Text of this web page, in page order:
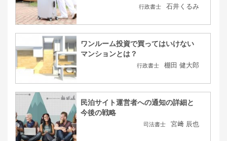
行政書士 石井くるみ
ワンルーム投資で買ってはいけない
マンションとは？
行政書士 棚田 健大郎
民泊サイト運営者への通知の詳細と
今後の戦略
司法書士 宮﨑 辰也